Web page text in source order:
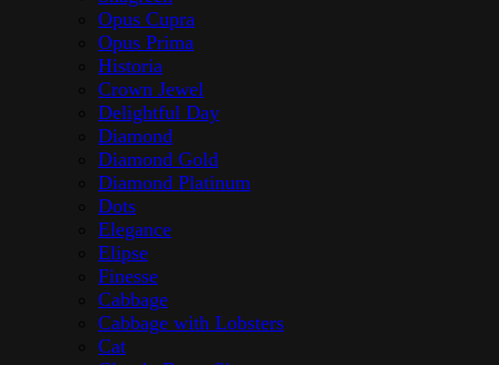
Opus Cupra
Opus Prima
Historia
Crown Jewel
Delightful Day
Diamond
Diamond Gold
Diamond Platinum
Dots
Elegance
Elipse
Finesse
Cabbage
Cabbage with Lobsters
Cat